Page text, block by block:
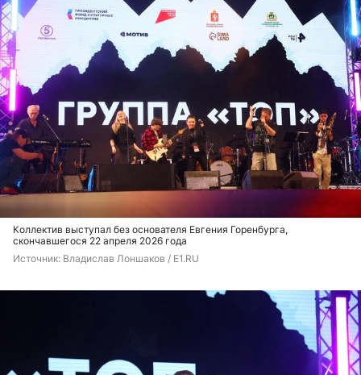
Коллектив выступал без основателя Евгения Горенбурга,
скончавшегося 22 апреля 2026 года
Источник: Владислав Лоншаков / E1.RU